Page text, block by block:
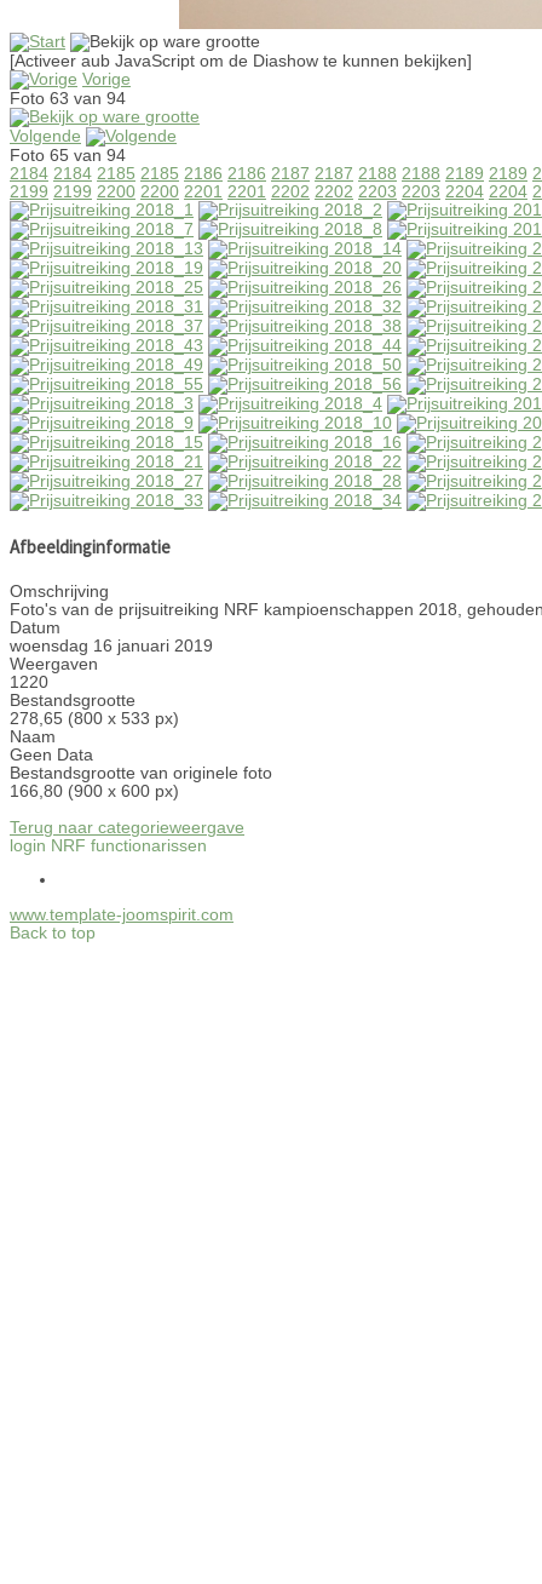
[Activeer aub JavaScript om de Diashow te kunnen bekijken]
Vorige
Foto 63 van 94
Volgende
Foto 65 van 94
2184 2184 2185 2185 2186 2186 2187 2187 2188 2188 2189 2189
2199 2199 2200 2200 2201 2201 2202 2202 2203 2203 2204 2204
Afbeeldinginformatie
Omschrijving
Foto's van de prijsuitreiking NRF kampioenschappen 2018,
Datum
woensdag 16 januari 2019
Weergaven
1220
Bestandsgrootte
278,65 (800 x 533 px)
Naam
Geen Data
Bestandsgrootte van originele foto
166,80 (900 x 600 px)
Terug naar categorieweergave
login NRF functionarissen
www.template-joomspirit.com
Back to top